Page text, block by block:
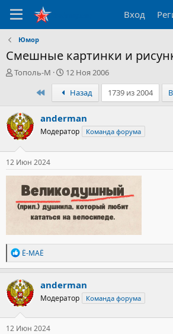
Вход
Юмор
Смешные картинки и
А
р
т
е
м
ы
Тополь-М
Д
а
а
н
а
ч
12 Ноя 2006
ПервыйНазад 1739 из 2004
anderman
Модератор Команда форума
12 Июн 2024
Р
е
а
к
ц
и
и
:
Ё-МАЁ
anderman
Модератор Команда форума
12 Июн 2024